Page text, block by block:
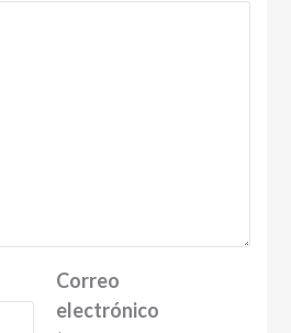
Correo
electrónico